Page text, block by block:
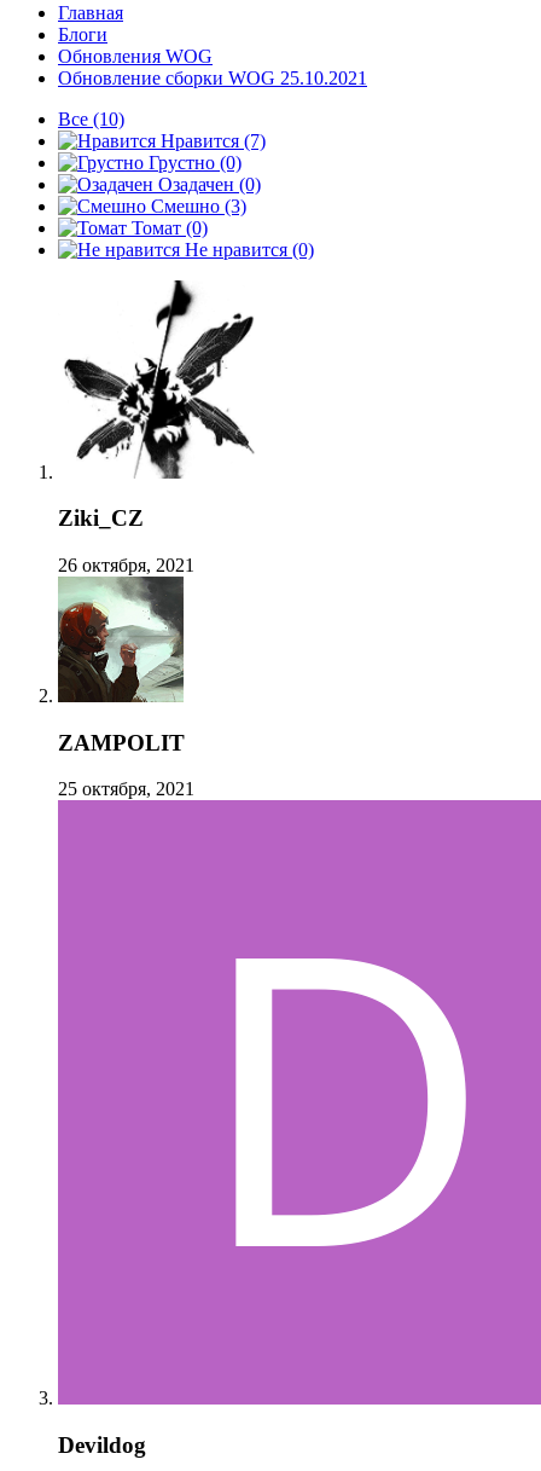
Главная
Блоги
Обновления WOG
Обновление сборки WOG 25.10.2021
Все (10)
Нравится (7)
Грустно (0)
Озадачен (0)
Смешно (3)
Томат (0)
Не нравится (0)
Ziki_CZ
26 октября, 2021
ZAMPOLIT
25 октября, 2021
Devildog